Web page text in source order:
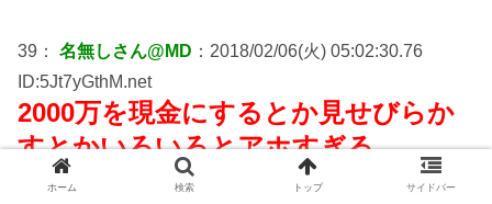
39： 名無しさん@MD ：2018/02/06(火) 05:02:30.76
ID:5Jt7yGthM.net
2000万を現金にするとか見せびらか
すとかいろいろとアホすぎる
ホーム 検索 トップ サイドバー